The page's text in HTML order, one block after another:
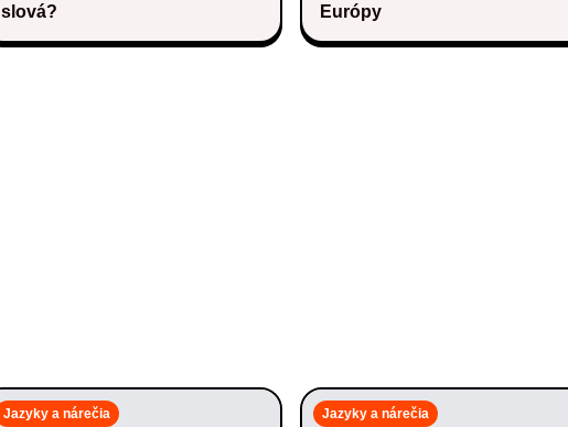
slová?
Európy
Jazyky a nárečia Jazyky a nárečia